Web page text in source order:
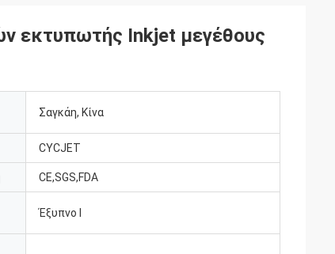
εκτυπωτής Inkjet μεγέθους
Σαγκάη, Κίνα
CYCJET
CE,SGS,FDA
Έξυπνο Ι